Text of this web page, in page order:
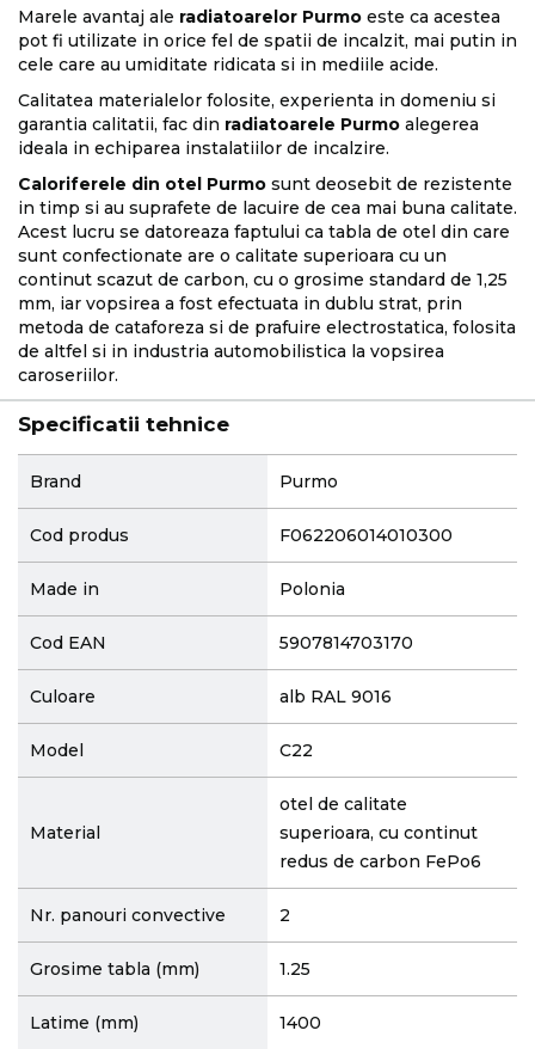
Marele avantaj ale radiatoarelor Purmo este ca acestea
pot fi utilizate in orice fel de spatii de incalzit, mai putin in
cele care au umiditate ridicata si in mediile acide.
Calitatea materialelor folosite, experienta in domeniu si
garantia calitatii, fac din radiatoarele Purmo alegerea
ideala in echiparea instalatiilor de incalzire.
Caloriferele din otel Purmo sunt deosebit de rezistente
in timp si au suprafete de lacuire de cea mai buna calitate.
Acest lucru se datoreaza faptului ca tabla de otel din care
sunt confectionate are o calitate superioara cu un
continut scazut de carbon, cu o grosime standard de 1,25
mm, iar vopsirea a fost efectuata in dublu strat, prin
metoda de cataforeza si de prafuire electrostatica, folosita
de altfel si in industria automobilistica la vopsirea
caroseriilor.
Specificatii tehnice
Brand Purmo
Cod produs F062206014010300
Made in Polonia
Cod EAN 5907814703170
Culoare alb RAL 9016
Model C22
Material
otel de calitate
superioara, cu continut
redus de carbon FePo6
Nr. panouri convective 2
Grosime tabla (mm) 1.25
Latime (mm) 1400